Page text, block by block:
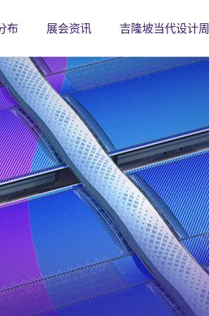
布 展会资讯 吉隆坡当代设计周